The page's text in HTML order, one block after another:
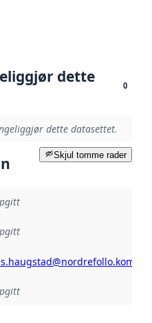
dette
0
dette datasettet.
Skjul tomme rader